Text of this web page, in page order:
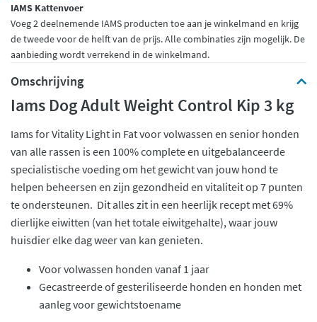
IAMS Kattenvoer
Voeg 2 deelnemende IAMS producten toe aan je winkelmand en krijg
de tweede voor de helft van de prijs. Alle combinaties zijn mogelijk. De
aanbieding wordt verrekend in de winkelmand.
Omschrijving
Iams Dog Adult Weight Control Kip 3 kg
Iams for Vitality Light in Fat voor volwassen en senior honden
van alle rassen is een 100% complete en uitgebalanceerde
specialistische voeding om het gewicht van jouw hond te
helpen beheersen en zijn gezondheid en vitaliteit op 7 punten
te ondersteunen. Dit alles zit in een heerlijk recept met 69%
dierlijke eiwitten (van het totale eiwitgehalte), waar jouw
huisdier elke dag weer van kan genieten.
Voor volwassen honden vanaf 1 jaar
Gecastreerde of gesteriliseerde honden en honden met
aanleg voor gewichtstoename